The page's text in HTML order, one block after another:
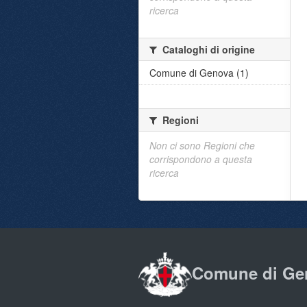
ricerca
Cataloghi di origine
Comune di Genova (1)
Regioni
Non ci sono Regioni che
corrispondono a questa
ricerca
Comune di